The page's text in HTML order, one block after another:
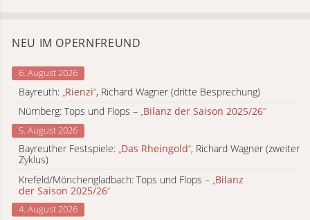
NEU IM OPERNFREUND
6. August 2026
Bayreuth: „Rienzi“, Richard Wagner (dritte Besprechung)
Nürnberg: Tops und Flops – „Bilanz der Saison 2025/26“
5. August 2026
Bayreuther Festspiele: „Das Rheingold“, Richard Wagner (zweiter
Zyklus)
Krefeld/Mönchengladbach: Tops und Flops – Bilanz
der Saison 2025/26“
4. August 2026